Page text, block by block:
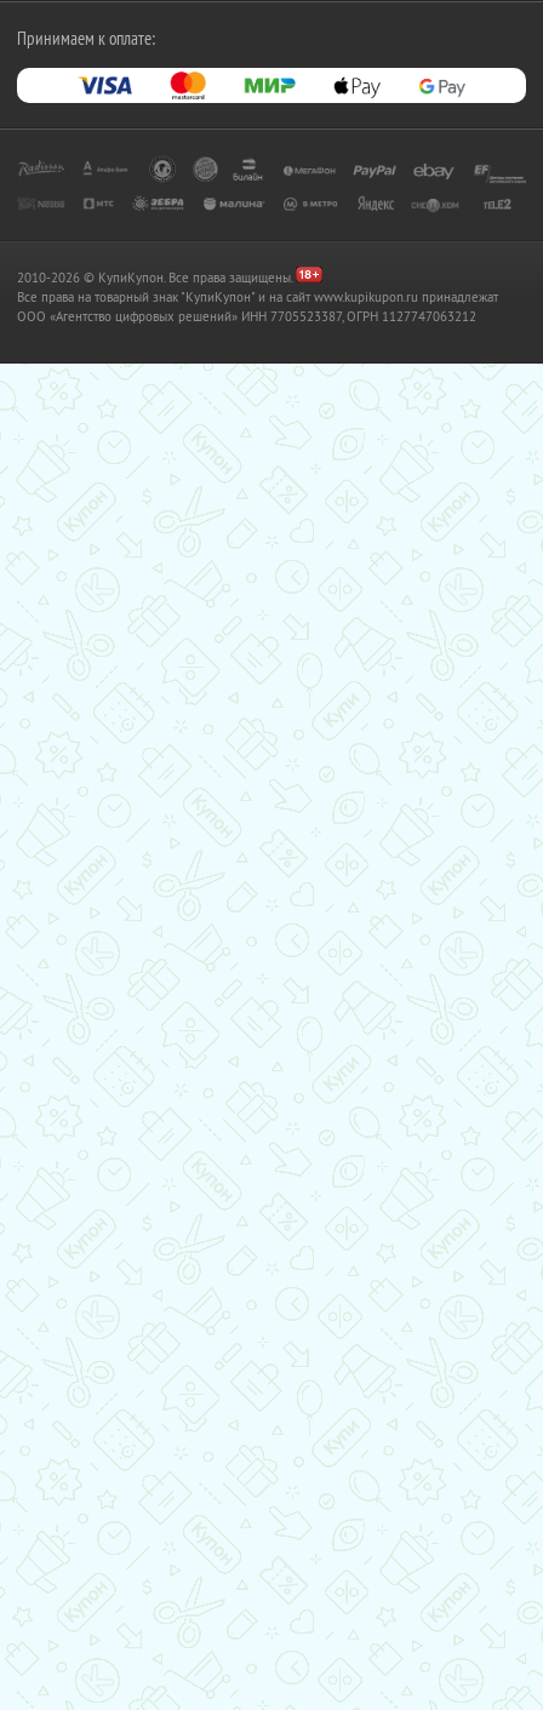
Принимаем к оплате:
2010-2026 © КупиКупон. Все права защищены.
Все права на товарный знак "КупиКупон" и на сайт www.kupikupon.ru принадлежат
OOO «Агентство цифровых решений» ИНН 7705523387, ОГРН 1127747063212